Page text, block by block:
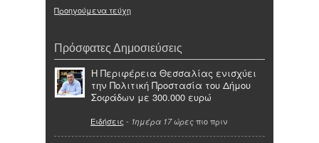
Προηγούμενα τεύχη
Πρόσφατες Δημοσιεύσεις
Η Περιφέρεια Θεσσαλίας ενισχύει
την Πολιτική Προστασία του Δήμου
Σοφάδων με 300.000 ευρώ
Ειδήσεις - 1ημέρα 17 ώρες πιο πριν